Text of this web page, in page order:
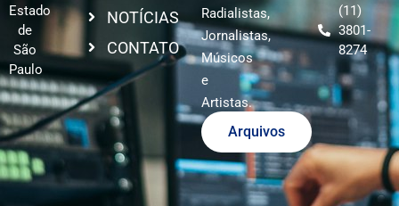
Estado
de
São
Paulo
NOTÍCIAS
CONTATO
Radialistas,
Jornalistas,
Músicos
e
Artistas.
Arquivos
(11)
3801-
8274